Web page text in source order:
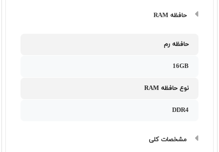
حافظه RAM
حافظه رم
16GB
نوع حافظه RAM
DDR4
مشخصات کلی